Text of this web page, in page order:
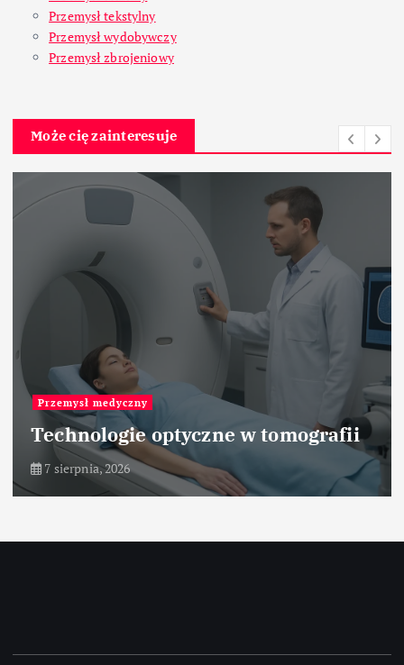
Przemysł tekstylny
Przemysł wydobywczy
Przemysł zbrojeniowy
Może cię zainteresuje
Przemysł medyczny
Technologie optyczne w tomografii
7 sierpnia, 2026